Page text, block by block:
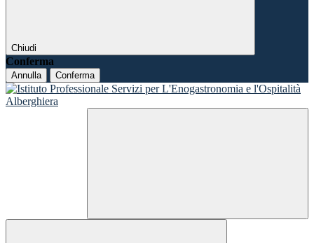
Chiudi
Conferma
Annulla Conferma